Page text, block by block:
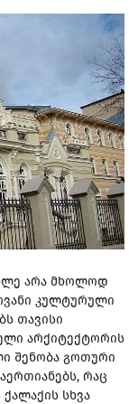
არა მხოლოდ
კულტურული
თავისი
არქიტექტორის
შენობა გოთური
რაც
სხვა